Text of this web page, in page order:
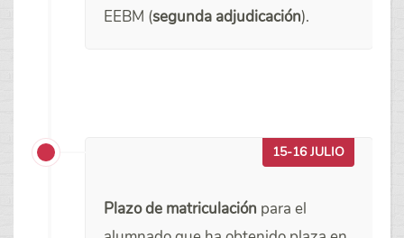
EEBM (segunda adjudicación).
15-16 JULIO
Plazo de matriculación para el